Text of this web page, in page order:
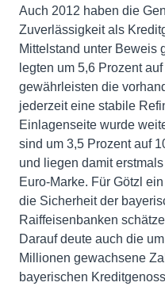
Auch 2012 haben die
Zuverlässigkeit als
Mittelstand unter Beweis
legten um 5,6 Prozent
gewährleisten die
jederzeit eine stabile
Einlagenseite wurde
sind um 3,5 Prozent auf
und liegen damit
Euro-Marke. Für Götzl
die Sicherheit der
Raiffeisenbanken
Darauf deute auch die
Millionen gewachsene
bayerischen